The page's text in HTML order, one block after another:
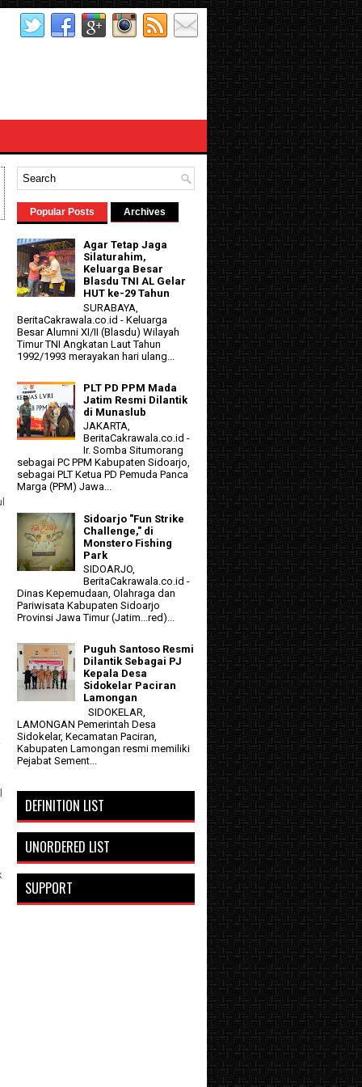
Popular Posts Archives
Agar Tetap Jaga
Silaturahim,
Keluarga Besar
Blasdu TNI AL Gelar
HUT ke-29 Tahun
SURABAYA,
BeritaCakrawala.co.id - Keluarga
Besar Alumni XI/II (Blasdu) Wilayah
Timur TNI Angkatan Laut Tahun
1992/1993 merayakan hari ulang...
PLT PD PPM Mada
Jatim Resmi Dilantik
di Munaslub
JAKARTA,
BeritaCakrawala.co.id -
Ir. Somba Situmorang
sebagai PC PPM Kabupaten Sidoarjo,
sebagai PLT Ketua PD Pemuda Panca
Marga (PPM) Jawa...
Sidoarjo "Fun Strike
Challenge," di
Monstero Fishing
Park
SIDOARJO,
BeritaCakrawala.co.id -
Dinas Kepemudaan, Olahraga dan
Pariwisata Kabupaten Sidoarjo
Provinsi Jawa Timur (Jatim...red)...
Puguh Santoso Resmi
Dilantik Sebagai PJ
Kepala Desa
Sidokelar Paciran
Lamongan
SIDOKELAR,
LAMONGAN Pemerintah Desa
Sidokelar, Kecamatan Paciran,
Kabupaten Lamongan resmi memiliki
Pejabat Sement...
DEFINITION LIST
UNORDERED LIST
SUPPORT